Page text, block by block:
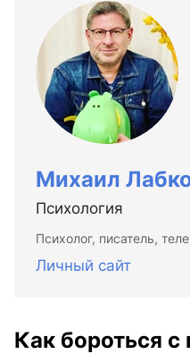
Михаил
Психология
Психолог, писатель,
Личный сайт
Как бороться с